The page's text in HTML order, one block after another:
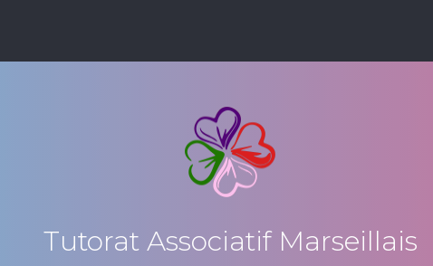
Tutorat Associatif Marseillais